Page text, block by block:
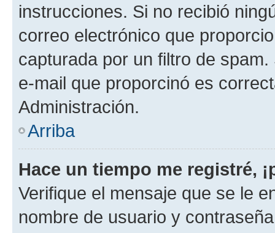
instrucciones. Si no recibió
correo electrónico que
capturada por un filtro de
e-mail que proporcinó es
Administración.
Arriba
Hace un tiempo me registré,
Verifique el mensaje que se le
nombre de usuario y